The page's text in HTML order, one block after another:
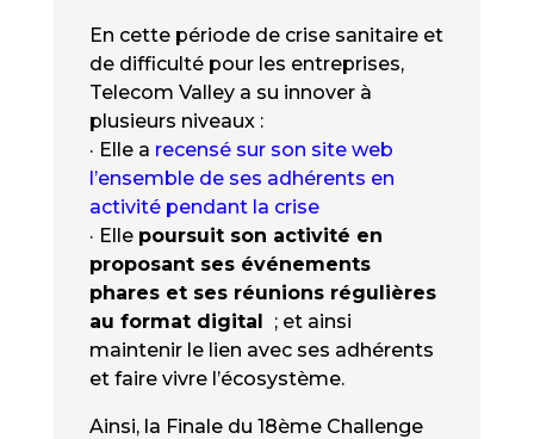
En cette période de crise sanitaire et
de difficulté pour les entreprises,
Telecom Valley a su innover à
plusieurs niveaux :
· Elle a recensé sur son site web
l’ensemble de ses adhérents en
activité pendant la crise
· Elle poursuit son activité en
proposant ses événements
phares et ses réunions régulières
au format digital ; et ainsi
maintenir le lien avec ses adhérents
et faire vivre l’écosystème.
Ainsi, la Finale du 18ème Challenge